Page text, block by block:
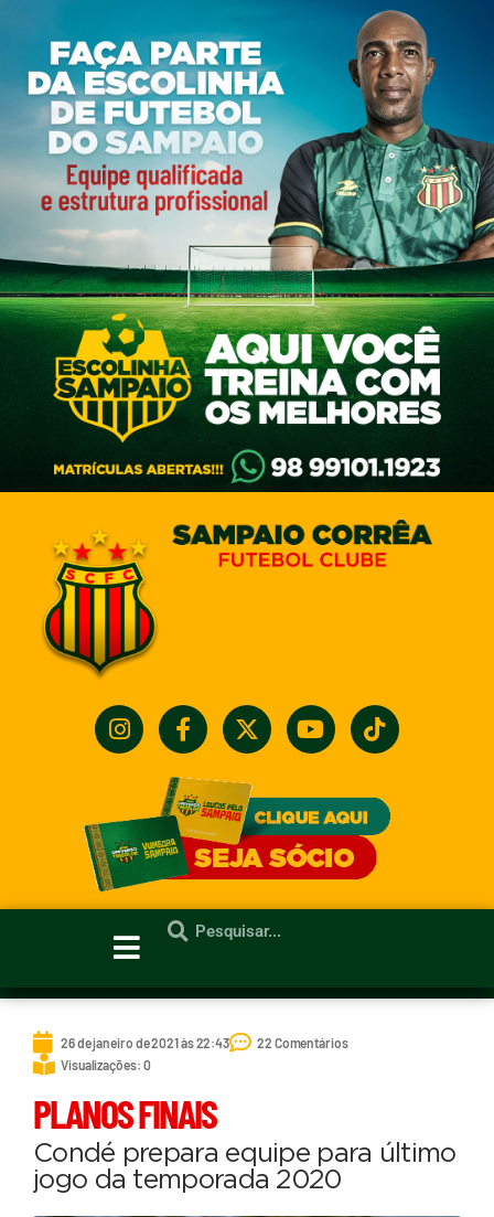
26 de janeiro de 2021 às 22:43
22 Comentários
Visualizações: 0
PLANOS FINAIS
Condé prepara equipe para último
jogo da temporada 2020